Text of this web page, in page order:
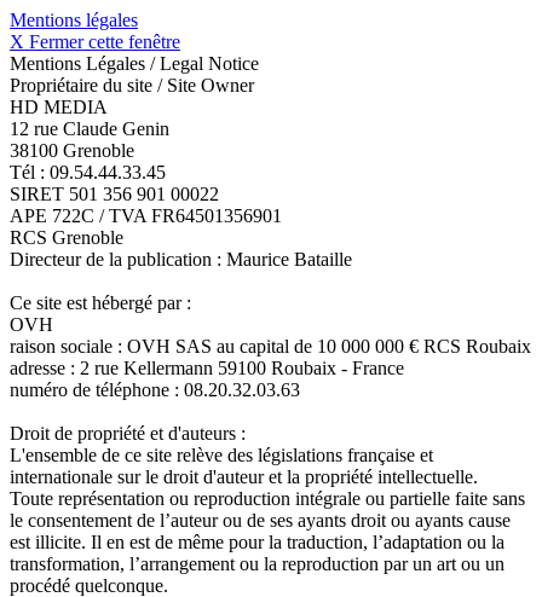
Mentions légales
X Fermer cette fenêtre
Mentions Légales / Legal Notice
Propriétaire du site / Site Owner
HD MEDIA
12 rue Claude Genin
38100 Grenoble
Tél : 09.54.44.33.45
SIRET 501 356 901 00022
APE 722C / TVA FR64501356901
RCS Grenoble
Directeur de la publication : Maurice Bataille
Ce site est hébergé par :
OVH
raison sociale : OVH SAS au capital de 10 000 000 € RCS Roubaix
adresse : 2 rue Kellermann 59100 Roubaix - France
numéro de téléphone : 08.20.32.03.63
Droit de propriété et d'auteurs :
L'ensemble de ce site relève des législations française et
internationale sur le droit d'auteur et la propriété intellectuelle.
Toute représentation ou reproduction intégrale ou partielle faite sans
le consentement de l’auteur ou de ses ayants droit ou ayants cause
est illicite. Il en est de même pour la traduction, l’adaptation ou la
transformation, l’arrangement ou la reproduction par un art ou un
procédé quelconque.